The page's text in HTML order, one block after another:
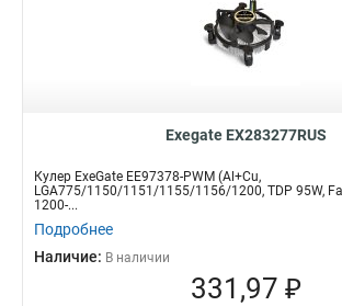
Exegate EX283277RUS
Кулер ExeGate EE97378-PWM (Al+Cu,
LGA775/1150/1151/1155/1156/1200, TDP 95W,
1200-...
Подробнее
Наличие: В наличии
331,97 ₽